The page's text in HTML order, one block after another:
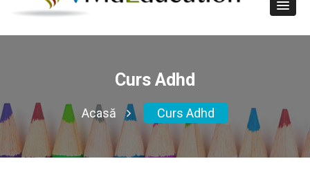
Curs Adhd
Acasă Curs Adhd